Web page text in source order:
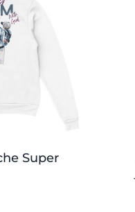
Super